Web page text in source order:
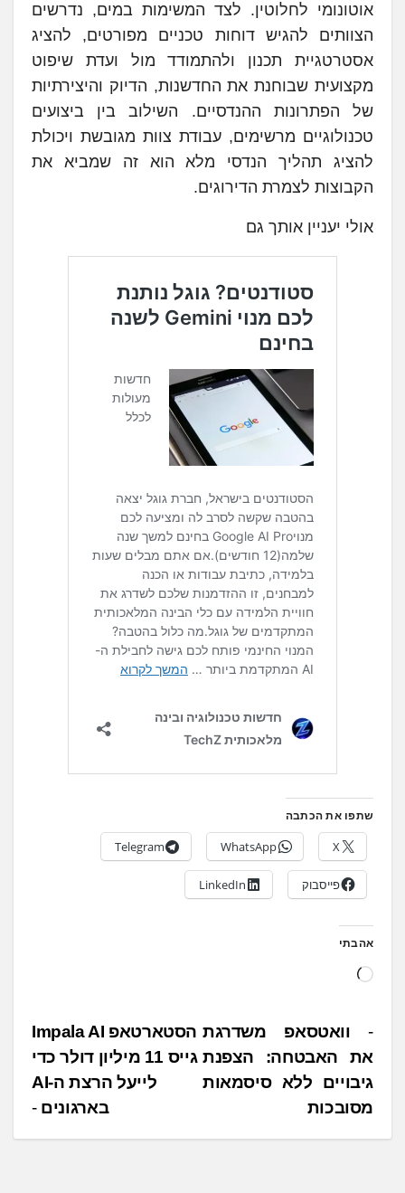
אוטונומי לחלוטין. לצד המשימות במים, נדרשים
הצוותים להגיש דוחות טכניים מפורטים, להציג
אסטרטגיית תכנון ולהתמודד מול ועדת שיפוט
מקצועית שבוחנת את החדשנות, הדיוק והיצירתיות
של הפתרונות ההנדסיים. השילוב בין ביצועים
טכנולוגיים מרשימים, עבודת צוות מגובשת ויכולת
להציג תהליך הנדסי מלא הוא זה שמביא את
הקבוצות לצמרת הדירוגים.
אולי יעניין אותך גם
שתפו את הכתבה
X
WhatsApp
Telegram
פייסבוק LinkedIn
אהבתי
ט
ע
ן
.
.
נ
י
ו
הסטארטאפ Impala AI
גייס 11 מיליון דולר כדי
לייעל הרצת ה-AI
בארגונים
וואטסאפ משדרגת
את האבטחה: הצפנת
גיבויים ללא סיסמאות
מסובכות